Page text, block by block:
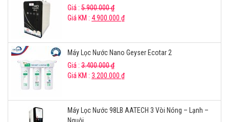
Giá : 5.900.000₫
Giá KM : 4.900.000 ₫
Máy Lọc Nước Nano Geyser Ecotar 2
Giá : 3.400.000₫
Giá KM : 3.200.000 ₫
Máy Lọc Nước 98LB AATECH 3 Vòi Nóng – Lạnh –